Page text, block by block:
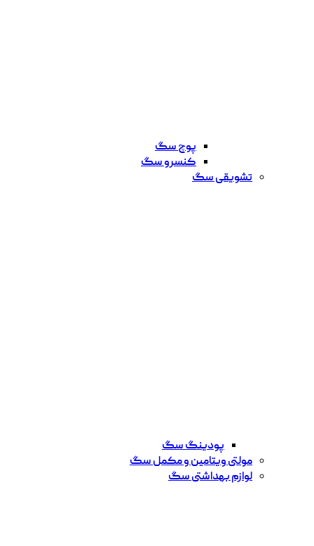
پوچ سگ
کنسرو سگ
تشویقی سگ
پودینگ سگ
مولتی ویتامین و مکمل سگ
لوازم بهداشتی سگ